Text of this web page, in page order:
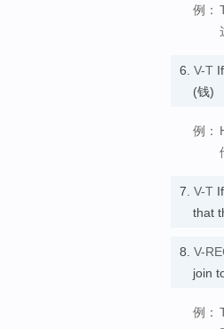
例：
6. V-T
(钱)
例：
7. V-T
that
8. V-
join
例：